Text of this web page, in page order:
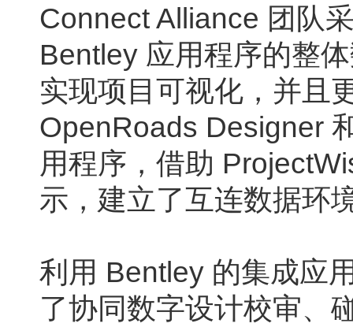
Connect Alliance 团队
Bentley 应用程序的整
实现项目可视化，并且
OpenRoads Designer
用程序，借助
示，建立了互连数据环
利用 Bentley 的集成应
了协同数字设计校审、